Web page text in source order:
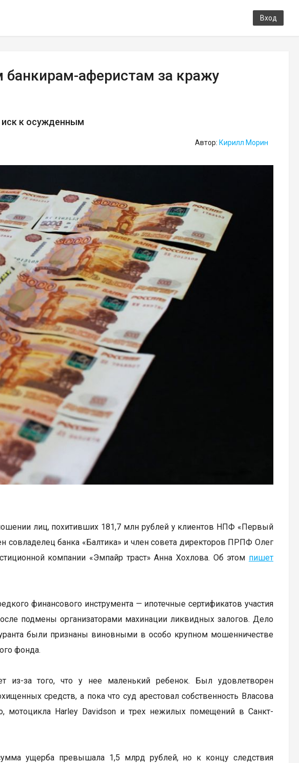
Вход
аферистам за кражу
к осужденным
Автор: Кирилл Морин
лиц, похитивших 181,7 млн рублей у клиентов НПФ «Первый
банка «Балтика» и член совета директоров ПРПФ Олег
компании «Эмпайр траст» Анна Хохлова. Об этом пишет
финансового инструмента — ипотечные сертификатов участия
подмены организаторами махинации ликвидных залогов. Дело
были признаны виновными в особо крупном мошенничестве
фонда.
из-за того, что у нее маленький ребенок. Был удовлетворен
средств, а пока что суд арестовал собственность Власова
мотоцикла Harley Davidson и трех нежилых помещений в Санкт-
ущерба превышала 1,5 млрд рублей, но к концу следствия